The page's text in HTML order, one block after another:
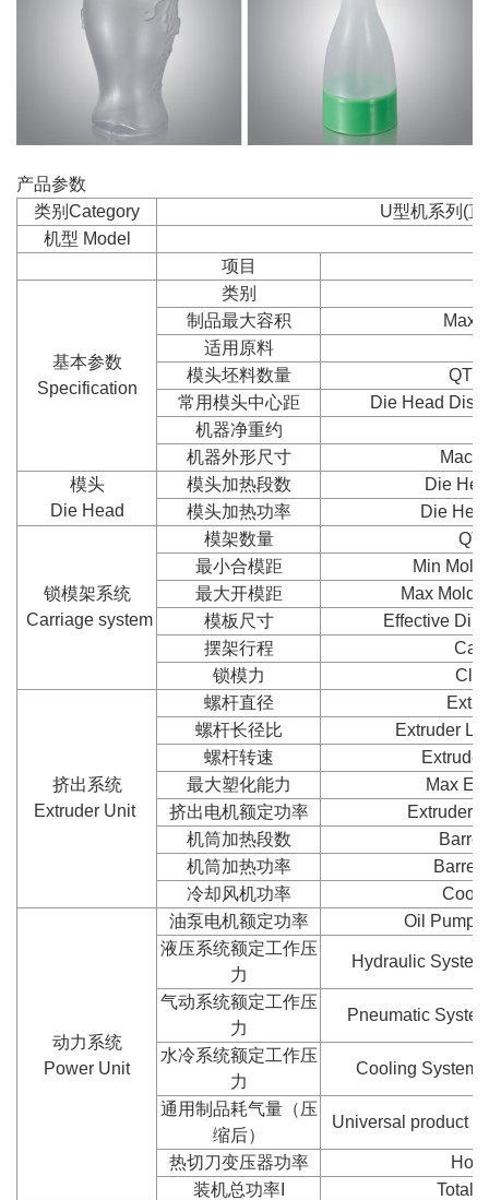
产品参数
类别Category
U型机系列(
机型 Model
项目
基本参数
Specification
类别
制品最大容积
Max.
适用原料
模头坯料数量
QTY
常用模头中心距
Die Head
机器净重约
机器外形尺寸
模头
Die Head
模头加热段数
Die
模头加热功率
Die
锁模架系统
Carriage system
模架数量
最小合模距
Min
最大开模距
Max Mold
模板尺寸
Effective
摆架行程
锁模力
挤出系统
Extruder Unit
螺杆直径
螺杆长径比
Extruder
螺杆转速
最大塑化能力
Max
挤出电机额定功率
Extruder
机筒加热段数
机筒加热功率
Barrel
冷却风机功率
动力系统
Power Unit
油泵电机额定功率
Oil Pump
液压系统额定工作压
力
Hydraulic
气动系统额定工作压
力
Pneumatic
水冷系统额定工作压
力
Cooling System
通用制品耗气量（压
缩后）
Universal product
热切刀变压器功率
Hot
装机总功率I
Total